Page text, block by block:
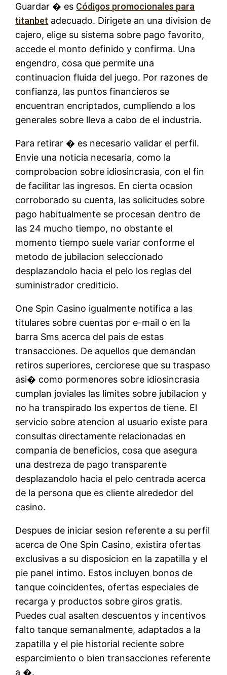
Guardar � es Códigos promocionales para
titanbet adecuado. Dirigete an una division de
cajero, elige su sistema sobre pago favorito,
accede el monto definido y confirma. Una
engendro, cosa que permite una
continuacion fluida del juego. Por razones de
confianza, las puntos financieros se
encuentran encriptados, cumpliendo a los
generales sobre lleva a cabo de el industria.
Para retirar � es necesario validar el perfil.
Envie una noticia necesaria, como la
comprobacion sobre idiosincrasia, con el fin
de facilitar las ingresos. En cierta ocasion
corroborado su cuenta, las solicitudes sobre
pago habitualmente se procesan dentro de
las 24 mucho tiempo, no obstante el
momento tiempo suele variar conforme el
metodo de jubilacion seleccionado
desplazandolo hacia el pelo los reglas del
suministrador crediticio.
One Spin Casino igualmente notifica a las
titulares sobre cuentas por e-mail o en la
barra Sms acerca del pais de estas
transacciones. De aquellos que demandan
retiros superiores, cerciorese que su traspaso
asi� como pormenores sobre idiosincrasia
cumplan joviales las limites sobre jubilacion y
no ha transpirado los expertos de tiene. El
servicio sobre atencion al usuario existe para
consultas directamente relacionadas en
compania de beneficios, cosa que asegura
una destreza de pago transparente
desplazandolo hacia el pelo centrada acerca
de la persona que es cliente alrededor del
casino.
Despues de iniciar sesion referente a su perfil
acerca de One Spin Casino, existira ofertas
exclusivas a su disposicion en la zapatilla y el
pie panel intimo. Estos incluyen bonos de
tanque coincidentes, ofertas especiales de
recarga y productos sobre giros gratis.
Puedes cual asalten descuentos y incentivos
falto tanque semanalmente, adaptados a la
zapatilla y el pie historial reciente sobre
esparcimiento o bien transacciones referente
a �.